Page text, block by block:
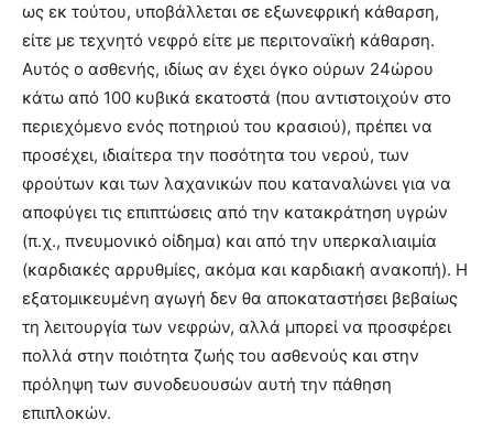
ως εκ τούτου, υποβάλλεται σε εξωνεφρική κάθαρση,
είτε με τεχνητό νεφρό είτε με περιτοναϊκή κάθαρση.
Αυτός ο ασθενής, ιδίως αν έχει όγκο ούρων 24ώρου
κάτω από 100 κυβικά εκατοστά (που αντιστοιχούν στο
περιεχόμενο ενός ποτηριού του κρασιού), πρέπει να
προσέχει, ιδιαίτερα την ποσότητα του νερού, των
φρούτων και των λαχανικών που καταναλώνει για να
αποφύγει τις επιπτώσεις από την κατακράτηση υγρών
(π.χ., πνευμονικό οίδημα) και από την υπερκαλιαιμία
(καρδιακές αρρυθμίες, ακόμα και καρδιακή ανακοπή). Η
εξατομικευμένη αγωγή δεν θα αποκαταστήσει βεβαίως
τη λειτουργία των νεφρών, αλλά μπορεί να προσφέρει
πολλά στην ποιότητα ζωής του ασθενούς και στην
πρόληψη των συνοδευουσών αυτή την πάθηση
επιπλοκών.